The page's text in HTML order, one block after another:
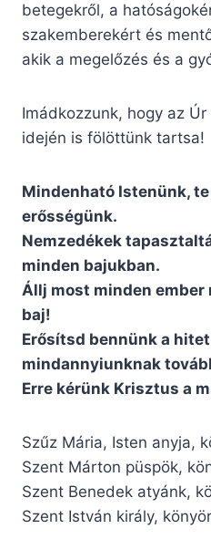
betegekről, a
szakemberekért és
akik a megelőzés és a
Imádkozzunk, hogy az
idején is fölöttünk tartsa!
Mindenható Istenünk,
erősségünk.
Nemzedékek
minden bajukban.
Állj most minden ember
baj!
Erősítsd bennünk a
mindannyiunknak
Erre kérünk Krisztus a
Szűz Mária, Isten anyja,
Szent Márton püspök,
Szent Benedek atyánk,
Szent István király,